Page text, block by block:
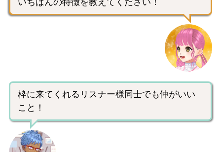
枠に来てくれるリスナー様同士でも仲がいい
こと！